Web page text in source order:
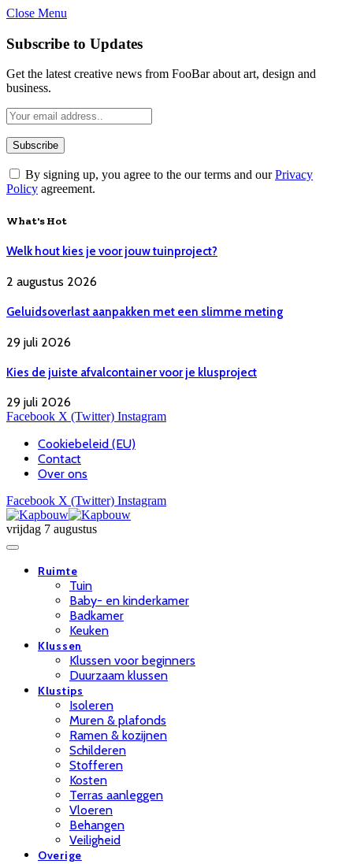
Close Menu
Subscribe to Updates
Get the latest creative news from FooBar about art, design and
business.
By signing up, you agree to the our terms and ourPrivacy
Policy agreement.
What's Hot
Welk hout kies je voor jouw tuinproject?
2 augustus 2026
Geluidsoverlast aanpakken met een slimme meting
29 juli 2026
Kies de juiste afvalcontainer voor je klusproject
29 juli 2026
Facebook X (Twitter) Instagram
Cookiebeleid (EU)
Contact
Over ons
Facebook X (Twitter) Instagram
vrijdag 7 augustus
Ruimte
Tuin
Baby- en kinderkamer
Badkamer
Keuken
Klussen
Klussen voor beginners
Duurzaam klussen
Klustips
Isoleren
Muren & plafonds
Ramen & kozijnen
Schilderen
Stofferen
Kosten
Terras aanleggen
Vloeren
Behangen
Veiligheid
Overige